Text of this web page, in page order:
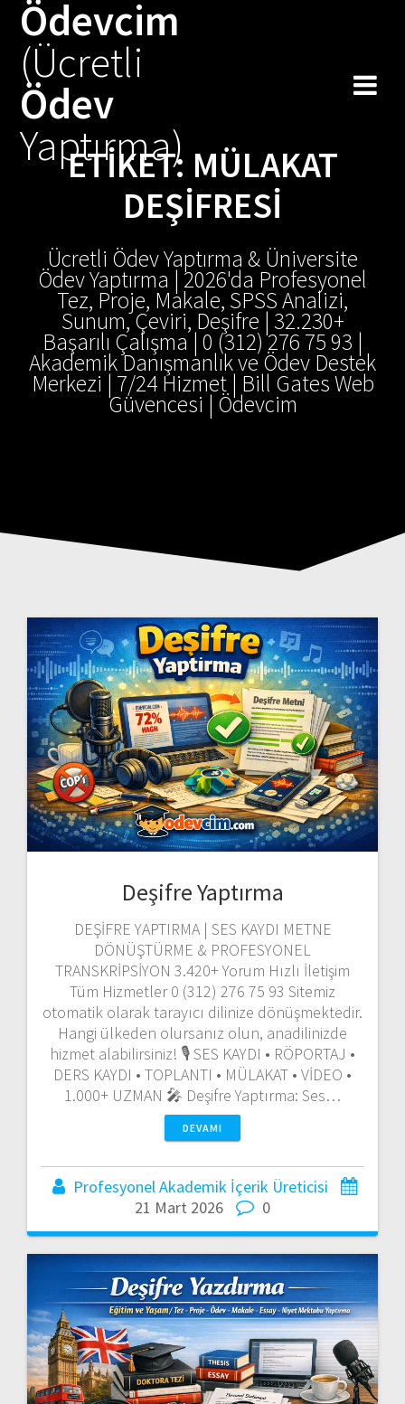
Ödevcim
(Ücretli
Ödev
Yaptırma)
ETIKET: MÜLAKAT
DEŞIFRESI
Ücretli Ödev Yaptırma & Üniversite
Ödev Yaptırma | 2026'da Profesyonel
Tez, Proje, Makale, SPSS Analizi,
Sunum, Çeviri, Deşifre | 32.230+
Başarılı Çalışma | 0 (312) 276 75 93 |
Akademik Danışmanlık ve Ödev Destek
Merkezi | 7/24 Hizmet | Bill Gates Web
Güvencesi | Ödevcim
Deşifre Yaptırma
DEŞİFRE YAPTIRMA | SES KAYDI METNE
DÖNÜŞTÜRME & PROFESYONEL
TRANSKRİPSİYON 3.420+ Yorum Hızlı İletişim
Tüm Hizmetler 0 (312) 276 75 93 Sitemiz
otomatik olarak tarayıcı dilinize dönüşmektedir.
Hangi ülkeden olursanız olun, anadilinizde
hizmet alabilirsiniz! 🎙️ SES KAYDI • RÖPORTAJ •
DERS KAYDI • TOPLANTI • MÜLAKAT • VİDEO •
1.000+ UZMAN 🎤 Deşifre Yaptırma: Ses…
DEVAMI
Profesyonel Akademik İçerik Üreticisi
21 Mart 2026
0